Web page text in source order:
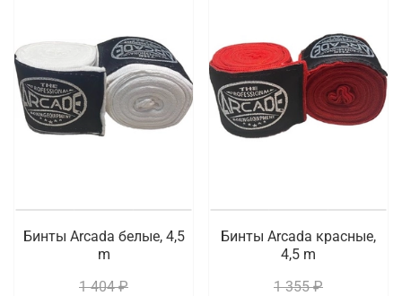
Бинты Arcada белые, 4,5
m
1 404 ₽
Бинты Arcada красные,
4,5 m
1 355 ₽